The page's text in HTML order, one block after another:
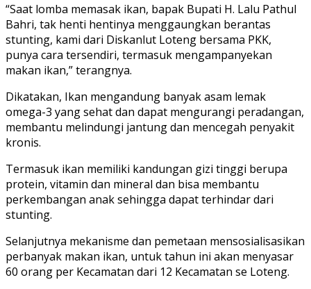
“Saat lomba memasak ikan, bapak Bupati H. Lalu Pathul
Bahri, tak henti hentinya menggaungkan berantas
stunting, kami dari Diskanlut Loteng bersama PKK,
punya cara tersendiri, termasuk mengampanyekan
makan ikan,” terangnya.
Dikatakan, Ikan mengandung banyak asam lemak
omega-3 yang sehat dan dapat mengurangi peradangan,
membantu melindungi jantung dan mencegah penyakit
kronis.
Termasuk ikan memiliki kandungan gizi tinggi berupa
protein, vitamin dan mineral dan bisa membantu
perkembangan anak sehingga dapat terhindar dari
stunting.
Selanjutnya mekanisme dan pemetaan mensosialisasikan
perbanyak makan ikan, untuk tahun ini akan menyasar
60 orang per Kecamatan dari 12 Kecamatan se Loteng.